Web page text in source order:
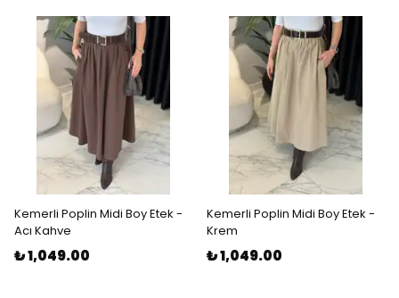
Kemerli Poplin Midi Boy Etek -
Acı Kahve
₺ 1,049.00
Kemerli Poplin Midi Boy Etek -
Krem
₺ 1,049.00